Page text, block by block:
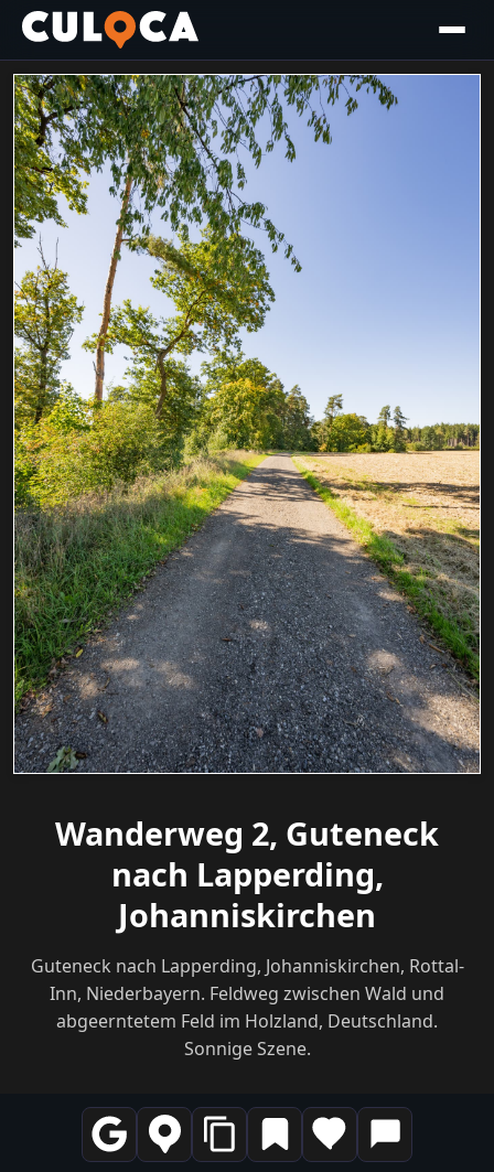
Wanderweg 2, Guteneck
nach Lapperding,
Johanniskirchen
Guteneck nach Lapperding, Johanniskirchen, Rottal-
Inn, Niederbayern. Feldweg zwischen Wald und
abgeerntetem Feld im Holzland, Deutschland.
Sonnige Szene.